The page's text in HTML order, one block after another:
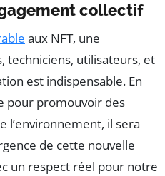
collectif
aux NFT, une
techniciens, utilisateurs, et
est indispensable. En
pour promouvoir des
l’environnement, il sera
de cette nouvelle
un respect réel pour notre